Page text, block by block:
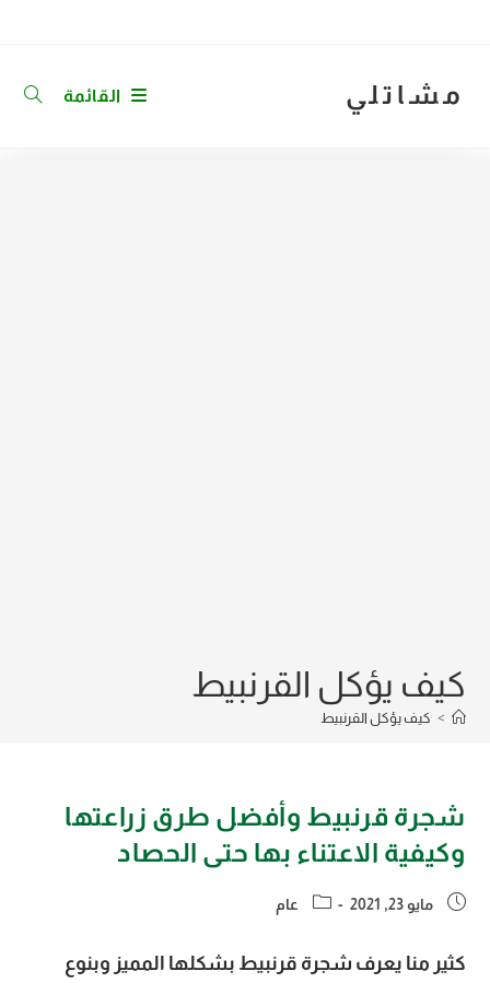
مشاتلي القائمة
كيف يؤكل القرنبيط
> كيف يؤكل القرنبيط
شجرة قرنبيط وأفضل طرق زراعتها
وكيفية الاعتناء بها حتى الحصاد
Post
مايو 23, 2021
Post
عام
كثير منا يعرف شجرة قرنبيط بشكلها المميز وبنوع